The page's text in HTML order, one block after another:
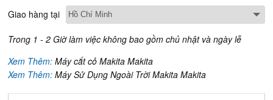
Giao hàng tại
Trong 1 - 2 Giờ làm việc không bao gồm chủ nhật và ngày lễ
Xem Thêm:Máy cắt cỏ Makita Makita
Xem Thêm:Máy Sử Dụng Ngoài Trời Makita Makita